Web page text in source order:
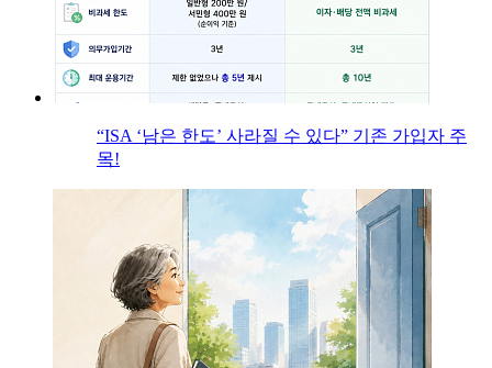
“ISA ‘남은 한도’ 사라질 수 있다” 기존 가입자 주
목!